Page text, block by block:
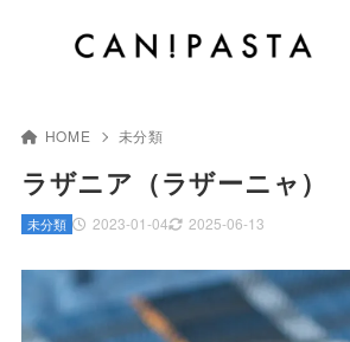
HOME 未分類
ラザニア（ラザーニャ）
2023-01-04 2025-06-13
未分類